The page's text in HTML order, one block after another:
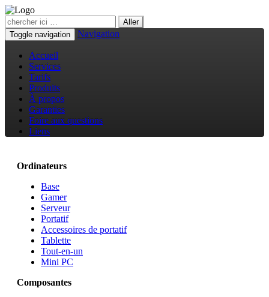
Toggle navigation Navigation
Accueil
Services
Tarifs
Produits
À propos
Garanties
Foire aux questions
Liens
Ordinateurs
Base
Gamer
Serveur
Portatif
Accessoires de portatif
Tablette
Tout-en-un
Mini PC
Composantes